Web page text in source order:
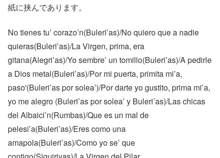
紙に挟んであります。
No tienes tu’ corazo’n(Buleri’as)/No quiero que a nadie
quieras(Buleri’as)/La Virgen, prima, era
gitana(Alegri’as)/Yo sembre’ un tomillo(Buleri’as)/A pedirle
a Dios metal(Buleri’as)/Por mi puerta, primita mi’a,
paso'(Buleri’as por solea’)/Por darte yo gustito, prima mi’a,
yo me alegro (Buleri’as por solea’ y Buleri’as)/Las chicas
del Albaici’n(Rumbas)/Que es un mal de
pelesi’a(Buleri’as)/Eres como una
amapola(Buleri’as)/Como yo se’ que